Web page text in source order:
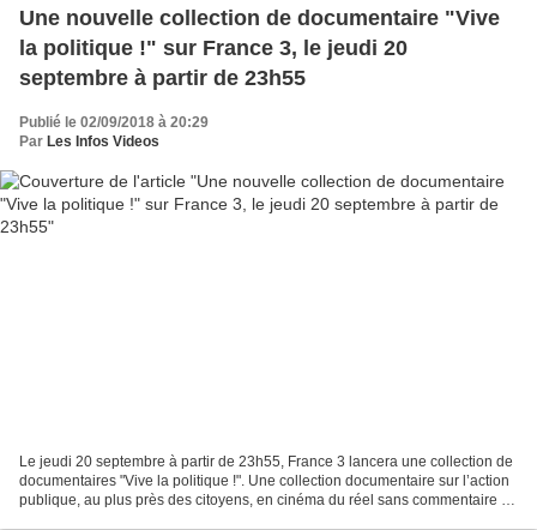
Une nouvelle collection de documentaire "Vive
la politique !" sur France 3, le jeudi 20
septembre à partir de 23h55
Publié le 02/09/2018 à 20:29
Par Les Infos Videos
Le jeudi 20 septembre à partir de 23h55, France 3 lancera une collection de
documentaires "Vive la politique !". Une collection documentaire sur l’action
publique, au plus près des citoyens, en cinéma du réel sans commentaire ni